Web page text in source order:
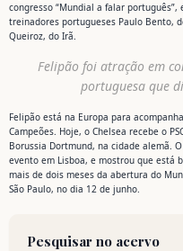
congresso “Mundial a falar
treinadores portugueses Paulo Bento,
Queiroz, do Irã.
Felipão foi atração em
portuguesa que
Felipão está na Europa para
Campeões. Hoje, o Chelsea recebe o
Borussia Dortmund, na cidade alemã.
evento em Lisboa, e mostrou que está
mais de dois meses da abertura do
São Paulo, no dia 12 de junho.
Pesquisar no acervo